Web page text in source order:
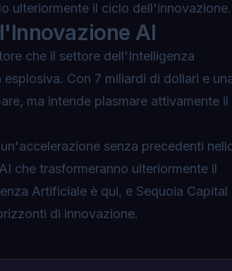
ulteriormente il ciclo dell'innovazione.
AI
che il settore dell'Intelligenza
Con 7 miliardi di dollari e
ma intende plasmare attivamente il
senza precedenti
che trasformeranno ulteriormente il
Artificiale è qui, e Sequoia Capital
di innovazione.